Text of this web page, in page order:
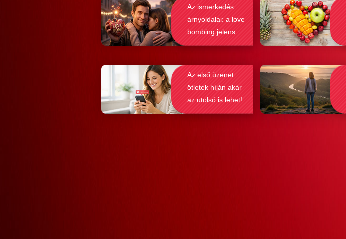
elérni a flörtölésben. A legfőbb kérdés
azonban az, hogy ezek az alkalmazások
valóban hozzásegítenek-e minket egy
felülmúlható.
Az ismerkedés
árnyoldalai: a love
bombing jelenség
felismerése
Az első üzenet
ötletek híján akár
az utolsó is lehet!